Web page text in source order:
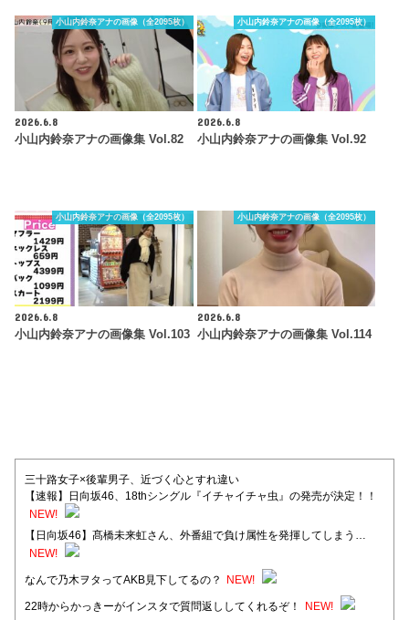
小山内鈴奈アナの画像（全2095枚）
2026.6.8
小山内鈴奈アナの画像集 Vol.82
小山内鈴奈アナの画像（全2095枚）
2026.6.8
小山内鈴奈アナの画像集 Vol.92
小山内鈴奈アナの画像（全2095枚）
2026.6.8
小山内鈴奈アナの画像集 Vol.103
小山内鈴奈アナの画像（全2095枚）
2026.6.8
小山内鈴奈アナの画像集 Vol.114
三十路女子×後輩男子、近づく心とすれ違い
【速報】日向坂46、18thシングル『イチャイチャ虫』の発売が決定！！
NEW!
【日向坂46】髙橋未来虹さん、外番組で負け属性を発揮してしまう…
NEW!
なんで乃木ヲタってAKB見下してるの？ NEW!
22時からかっきーがインスタで質問返ししてくれるぞ！ NEW!